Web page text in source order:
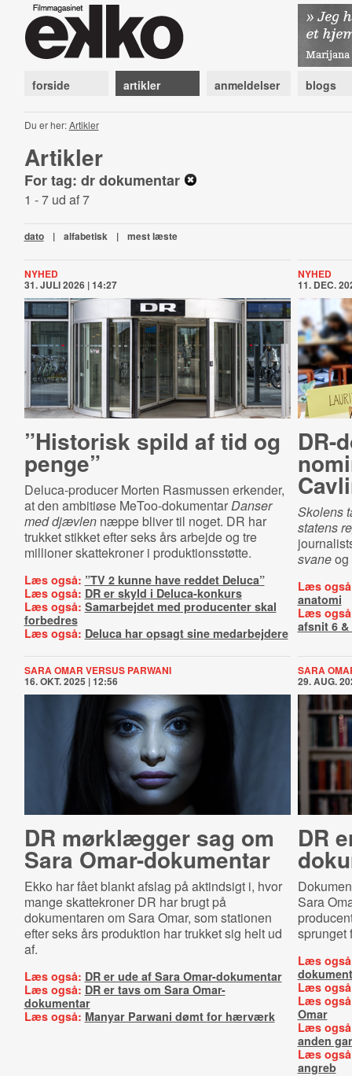
forside artikler anmeldelser blogs
Du er her:Artikler
Artikler
For tag: dr dokumentar
1 - 7 ud af 7
dato | alfabetisk | mest læste
NYHED
31. JULI 2026 | 14:27
”Historisk spild af tid og
penge”
Deluca-producer Morten Rasmussen erkender,
at den ambitiøse MeToo-dokumentarDanser
med djævlennæppe bliver til noget. DR har
trukket stikket efter seks års arbejde og tre
millioner skattekroner i produktionsstøtte.
Læs også: ”TV 2 kunne have reddet Deluca”
Læs også: DR er skyld i Deluca-konkurs
Læs også: Samarbejdet med producenter skal
forbedres
Læs også: Deluca har opsagt sine medarbejdere
NYHED
11. DEC.
DR-​
Skolens
statens
svaneog
Læs
anatomi
Læs
afsnit 6 &
SARA OMAR VERSUS PARWANI
16. OKT. 2025 | 12:56
DR mørklægger sag om
Sara Om­ar-​do­ku­men­tar
Ekko har fået blankt afslag på aktindsigt i, hvor
mange skattekroner DR har brugt på
dokumentaren om Sara Omar, som stationen
efter seks års produktion har trukket sig helt ud
af.
Læs også: DR er ude af Sara Omar-dokumentar
Læs også: DR er tavs om Sara Omar-
dokumentar
Læs også: Manyar Parwani dømt for hærværk
SARA
29. AUG.
DR
Sara
sprunget
Læs
Læs
Læs
Omar
Læs
anden
Læs
angreb